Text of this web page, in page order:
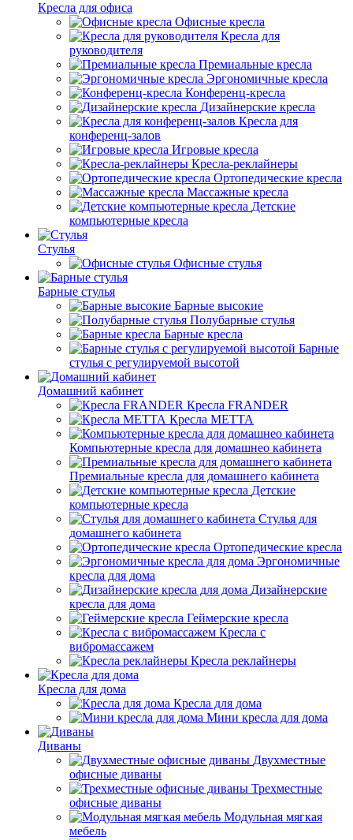
Кресла для офиса
Офисные кресла
Кресла для
руководителя
Премиальные кресла
Эргономичные кресла
Конференц-кресла
Дизайнерские кресла
Кресла для
конференц-залов
Игровые кресла
Кресла-реклайнеры
Ортопедические кресла
Массажные кресла
Детские
компьютерные кресла
Стулья
Офисные стулья
Барные стулья
Барные высокие
Полубарные стулья
Барные кресла
Барные
стулья с регулируемой высотой
Домашний кабинет
Кресла FRANDER
Кресла METTA
Компьютерные кресла для домашнео кабинета
Премиальные кресла для домашнего кабинета
Детские
компьютерные кресла
Стулья для
домашнего кабинета
Ортопедические кресла
Эргономичные
кресла для дома
Дизайнерские
кресла для дома
Геймерские кресла
Кресла с
вибромассажем
Кресла реклайнеры
Кресла для дома
Кресла для дома
Мини кресла для дома
Диваны
Двухместные
офисные диваны
Трехместные
офисные диваны
Модульная мягкая
мебель